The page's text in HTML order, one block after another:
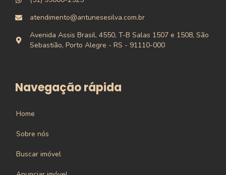
atendimento@antunesesilva.com.br
Avenida Assis Brasil, 4550, T-B Salas 1507 e 1508, São
Sebastião, Porto Alegre - RS - 91110-000
Navegação rápida
Home
Sobre nós
Buscar imóvel